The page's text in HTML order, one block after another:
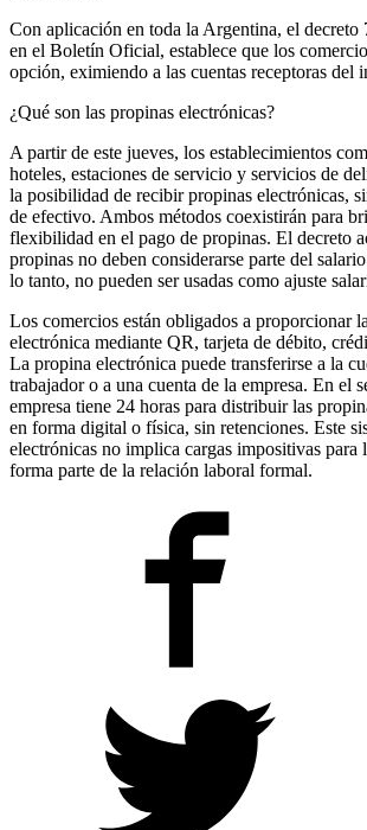
Con aplicación en toda la Argentina, el
en el Boletín Oficial, establece que los
opción, eximiendo a las cuentas receptoras del
¿Qué son las propinas electrónicas?
A partir de este jueves, los establecimientos
hoteles, estaciones de servicio y servicios de
la posibilidad de recibir propinas electrónicas,
de efectivo. Ambos métodos coexistirán para
flexibilidad en el pago de propinas. El decreto
propinas no deben considerarse parte del
lo tanto, no pueden ser usadas como ajuste
Los comercios están obligados a proporcionar
electrónica mediante QR, tarjeta de débito,
La propina electrónica puede transferirse a la
trabajador o a una cuenta de la empresa. En el
empresa tiene 24 horas para distribuir las
en forma digital o física, sin retenciones. Este
electrónicas no implica cargas impositivas para
forma parte de la relación laboral formal.